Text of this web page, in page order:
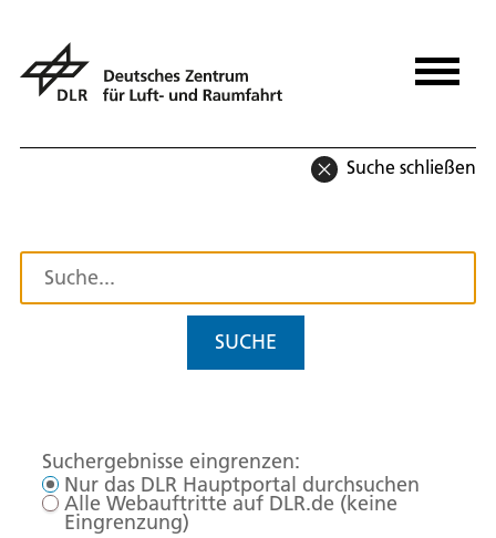
Suche schließen
SUCHE
Suchergebnisse eingrenzen:
Nur das DLR Hauptportal durchsuchen
Alle Webauftritte auf DLR.de (keine
Eingrenzung)